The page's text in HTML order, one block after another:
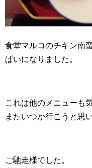
食堂マルコのチキン南
ぱいになりました。
これは他のメニューも
またいつか行こうと思
ご馳走様でした。